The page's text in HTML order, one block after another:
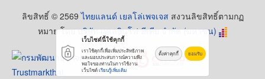
ลิขสิทธิ์ © 2569ไทยแลนด์ เยลโล่เพจเจส สงวนลิขสิทธิ์ตามกฏ
หมาย โดยบริษัท เทเลอินโฟ มีเดีย จำกัด (มหาชน)
เว็บไซต์นี้ใช้คุกกี้
เราใช้คุกกี้เพื่อเพิ่มประสิทธิภาพ
และมอบประสบการณ์ความพึง
พอใจของท่านในการใช้งาน
เว็บไซต์เรียนรู้เพิ่มเติม
ตั้งค่าคุกกี้ ยอมรับ